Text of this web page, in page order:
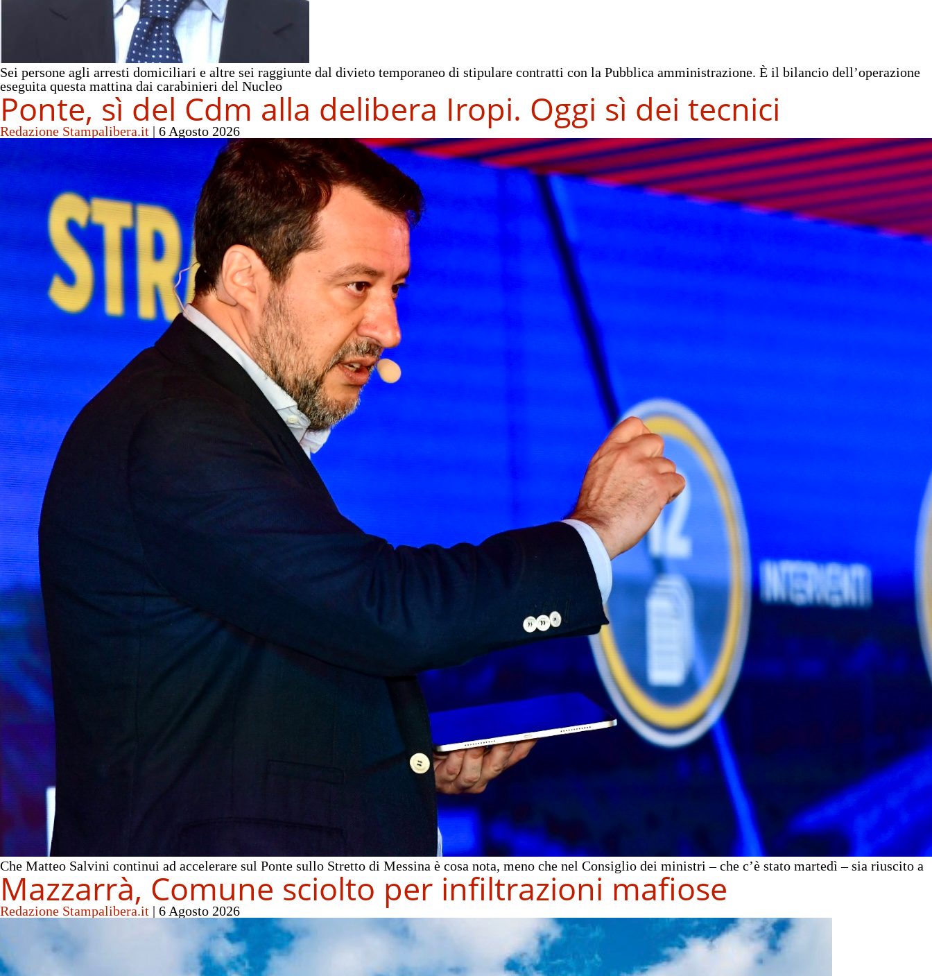
Sei persone agli arresti domiciliari e altre sei raggiunte dal divieto temporaneo di stipulare contratti con la Pubblica amministrazione. È il bilancio dell’operazione
eseguita questa mattina dai carabinieri del Nucleo
Ponte, sì del Cdm alla delibera Iropi. Oggi sì dei tecnici
Redazione Stampalibera.it | 6 Agosto 2026
Che Matteo Salvini continui ad accelerare sul Ponte sullo Stretto di Messina è cosa nota, meno che nel Consiglio dei ministri – che c’è stato martedì – sia riuscito a
Mazzarrà, Comune sciolto per infiltrazioni mafiose
Redazione Stampalibera.it | 6 Agosto 2026